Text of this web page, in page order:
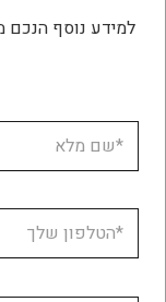
למידע נוסף הנכם